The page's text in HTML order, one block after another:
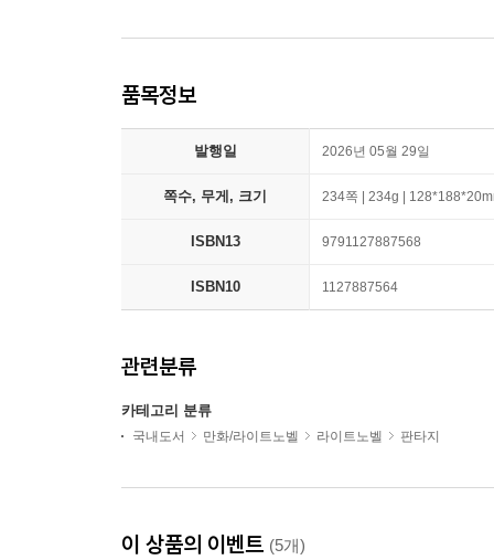
품목정보
발행일 2026년 05월 29일
쪽수, 무게, 크기 234쪽 | 234g |
ISBN13 9791127887568
ISBN10 1127887564
관련분류
카테고리 분류
국내도서 만화/라이트노벨 라이트노벨 판타지
이 상품의 이벤트 (5개)